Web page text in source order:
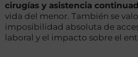
cirugías y asistencia
vida del menor. También se
imposibilidad absoluta de
laboral y el impacto sobre el